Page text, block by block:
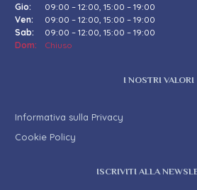
Gio:
09:00 – 12:00, 15:00 – 19:00
Ven:
09:00 – 12:00, 15:00 – 19:00
Sab:
09:00 – 12:00, 15:00 – 19:00
Dom:
Chiuso
I NOSTRI VALORI
Informativa sulla Privacy
Cookie Policy
ISCRIVITI ALLA